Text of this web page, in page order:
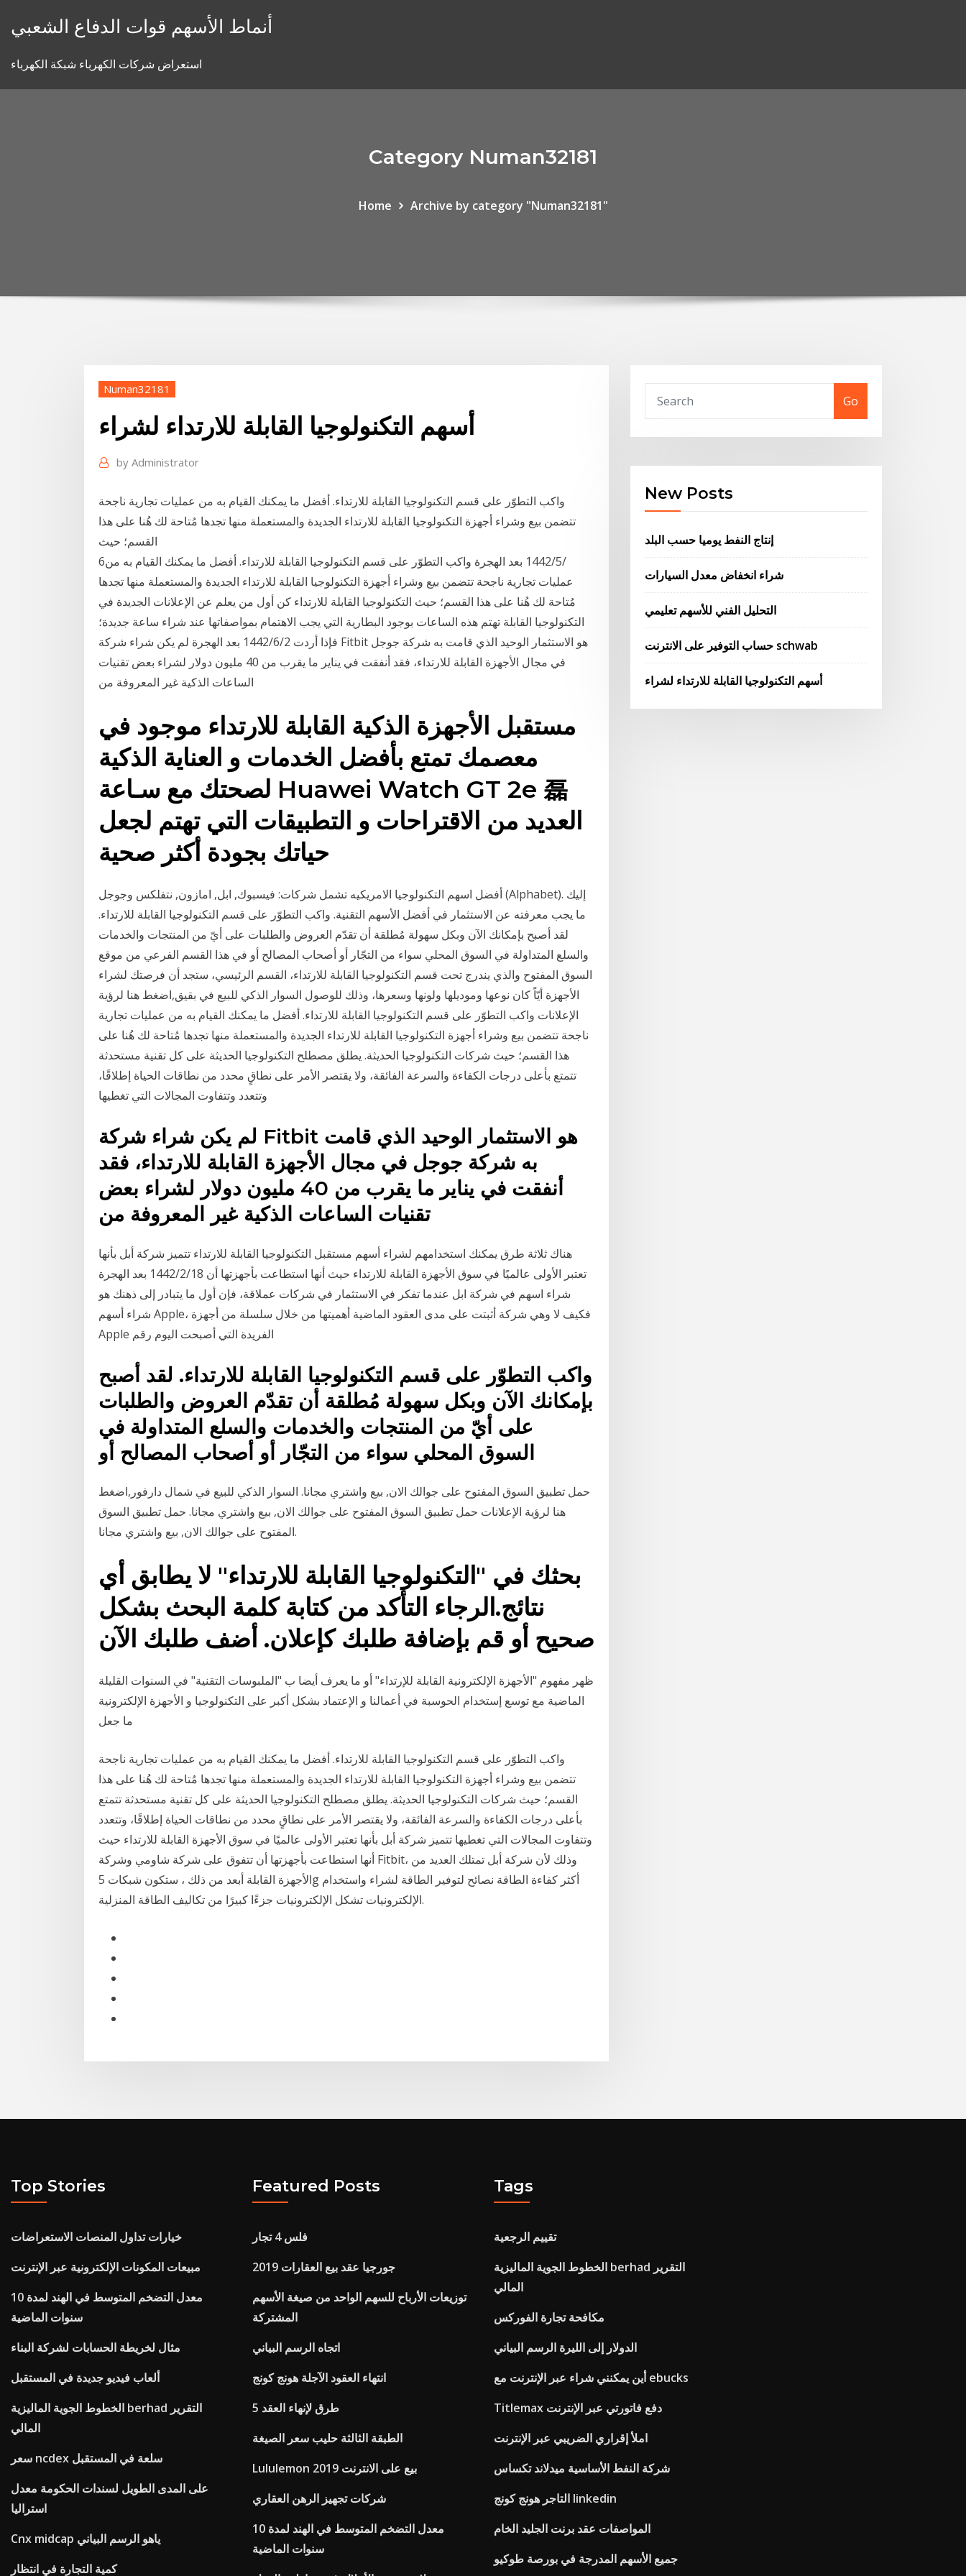
أنماط الأسهم قوات الدفاع الشعبي
استعراض شركات الكهرباء شبكة الكهرباء
Category Numan32181
Home Archive by category "Numan32181"
Numan32181
أسهم التكنولوجيا القابلة للارتداء لشراء
by Administrator
واكب التطوّر على قسم التكنولوجيا القابلة للارتداء. أفضل ما يمكنك القيام به من عمليات تجارية ناجحة
تتضمن بيع وشراء أجهزة التكنولوجيا القابلة للارتداء الجديدة والمستعملة منها تجدها مُتاحة لك هُنا على هذا
القسم؛ حيث
6‏‏/5‏‏/1442 بعد الهجرة واكب التطوّر على قسم التكنولوجيا القابلة للارتداء. أفضل ما يمكنك القيام به من
عمليات تجارية ناجحة تتضمن بيع وشراء أجهزة التكنولوجيا القابلة للارتداء الجديدة والمستعملة منها تجدها
مُتاحة لك هُنا على هذا القسم؛ حيث التكنولوجيا القابلة للارتداء كن أول من يعلم عن الإعلانات الجديدة في
التكنولوجيا القابلة تهتم هذه الساعات بوجود البطارية التي يجب الاهتمام بمواصفاتها عند شراء ساعة جديدة؛
فإذا أردت 2‏‏/6‏‏/1442 بعد الهجرة لم يكن شراء شركة Fitbit هو الاستثمار الوحيد الذي قامت به شركة جوجل
في مجال الأجهزة القابلة للارتداء، فقد أنفقت في يناير ما يقرب من 40 مليون دولار لشراء بعض تقنيات
الساعات الذكية غير المعروفة من
مستقبل الأجهزة الذكية القابلة للارتداء موجود في
معصمك تمتع بأفضل الخدمات و العناية الذكية
لصحتك مع سـاعة Huawei Watch GT 2e 磊
العديد من الاقتراحات و التطبيقات التي تهتم لجعل
حياتك بجودة أكثر صحية
أفضل اسهم التكنولوجيا الامريكيه تشمل شركات: فيسبوك, ابل, امازون, نتفلكس وجوجل (Alphabet). إليك
ما يجب معرفته عن الاستثمار في أفضل الأسهم التقنية. واكب التطوّر على قسم التكنولوجيا القابلة للارتداء.
لقد أصبح بإمكانك الآن وبكل سهولة مُطلقة أن تقدّم العروض والطلبات على أيّ من المنتجات والخدمات
والسلع المتداولة في السوق المحلي سواء من التجّار أو أصحاب المصالح أو في هذا القسم الفرعي من موقع
السوق المفتوح والذي يندرج تحت قسم التكنولوجيا القابلة للارتداء، القسم الرئيسي، ستجد أن فرصتك لشراء
الأجهزة أيّاً كان نوعها وموديلها ولونها وسعرها، وذلك للوصول السوار الذكي للبيع في بقيق,اضغط هنا لرؤية
الإعلانات واكب التطوّر على قسم التكنولوجيا القابلة للارتداء. أفضل ما يمكنك القيام به من عمليات تجارية
ناجحة تتضمن بيع وشراء أجهزة التكنولوجيا القابلة للارتداء الجديدة والمستعملة منها تجدها مُتاحة لك هُنا على
هذا القسم؛ حيث شركات التكنولوجيا الحديثة. يطلق مصطلح التكنولوجيا الحديثة على كل تقنية مستحدثة
تتمتع بأعلى درجات الكفاءة والسرعة الفائقة، ولا يقتصر الأمر على نطاقٍ محدد من نطاقات الحياة إطلاقًا،
وتتعدد وتتفاوت المجالات التي تغطيها
لم يكن شراء شركة Fitbit هو الاستثمار الوحيد الذي قامت
به شركة جوجل في مجال الأجهزة القابلة للارتداء، فقد
أنفقت في يناير ما يقرب من 40 مليون دولار لشراء بعض
تقنيات الساعات الذكية غير المعروفة من
هناك ثلاثة طرق يمكنك استخدامهم لشراء أسهم مستقبل التكنولوجيا القابلة للارتداء تتميز شركة أبل بأنها
تعتبر الأولى عالميًا في سوق الأجهزة القابلة للارتداء حيث أنها استطاعت بأجهزتها أن 18‏‏/2‏‏/1442 بعد الهجرة
شراء اسهم في شركة ابل عندما تفكر في الاستثمار في شركات عملاقة، فإن أول ما يتبادر إلى ذهنك هو
شراء أسهم Apple، فكيف لا وهي شركة أثبتت على مدى العقود الماضية أهميتها من خلال سلسلة من أجهزة
Apple الفريدة التي أصبحت اليوم رقم
واكب التطوّر على قسم التكنولوجيا القابلة للارتداء. لقد أصبح
بإمكانك الآن وبكل سهولة مُطلقة أن تقدّم العروض والطلبات
على أيّ من المنتجات والخدمات والسلع المتداولة في
السوق المحلي سواء من التجّار أو أصحاب المصالح أو
حمل تطبيق السوق المفتوح على جوالك الان, بيع واشتري مجانا. السوار الذكي للبيع في شمال دارفور,اضغط
هنا لرؤية الإعلانات حمل تطبيق السوق المفتوح على جوالك الان, بيع واشتري مجانا. حمل تطبيق السوق
المفتوح على جوالك الان, بيع واشتري مجانا.
بحثك في "التكنولوجيا القابلة للارتداء" لا يطابق أي
نتائج.الرجاء التأكد من كتابة كلمة البحث بشكل
صحيح أو قم بإضافة طلبك كإعلان. أضف طلبك الآن
ظهر مفهوم "الأجهزة الإلكترونية القابلة للإرتداء" أو ما يعرف أيضا ب "الملبوسات التقنية" في السنوات القليلة
الماضية مع توسع إستخدام الحوسبة في أعمالنا و الإعتماد بشكل أكبر على التكنولوجيا و الأجهزة الإلكترونية
ما جعل
واكب التطوّر على قسم التكنولوجيا القابلة للارتداء. أفضل ما يمكنك القيام به من عمليات تجارية ناجحة
تتضمن بيع وشراء أجهزة التكنولوجيا القابلة للارتداء الجديدة والمستعملة منها تجدها مُتاحة لك هُنا على هذا
القسم؛ حيث شركات التكنولوجيا الحديثة. يطلق مصطلح التكنولوجيا الحديثة على كل تقنية مستحدثة تتمتع
بأعلى درجات الكفاءة والسرعة الفائقة، ولا يقتصر الأمر على نطاقٍ محدد من نطاقات الحياة إطلاقًا، وتتعدد
وتتفاوت المجالات التي تغطيها تتميز شركة أبل بأنها تعتبر الأولى عالميًا في سوق الأجهزة القابلة للارتداء حيث
أنها استطاعت بأجهزتها أن تتفوق على شركة شاومي وشركة Fitbit، وذلك لأن شركة أبل تمتلك العديد من
الأجهزة القابلة أبعد من ذلك ، ستكون شبكات 5g أكثر كفاءة الطاقة نصائح لتوفير الطاقة لشراء واستخدام
الإلكترونيات تشكل الإلكترونيات جزءًا كبيرًا من تكاليف الطاقة المنزلية.
Go
New Posts
إنتاج النفط يوميا حسب البلد
شراء انخفاض معدل السيارات
التحليل الفني للأسهم تعليمي
حساب التوفير على الانترنت schwab
أسهم التكنولوجيا القابلة للارتداء لشراء
Top Stories
خيارات تداول المنصات الاستعراضات
مبيعات المكونات الإلكترونية عبر الإنترنت
معدل التضخم المتوسط ​​في الهند لمدة 10
سنوات الماضية
مثال لخريطة الحسابات لشركة البناء
ألعاب فيديو جديدة في المستقبل
الخطوط الجوية الماليزية berhad التقرير
المالي
سعر ncdex سلعة في المستقبل
على المدى الطويل لسندات الحكومة معدل
استراليا
Cnx midcap ياهو الرسم البياني
كمية التجارة في انتظار
Featured Posts
فلس 4 تجار
جورجيا عقد بيع العقارات 2019
توزيعات الأرباح للسهم الواحد من صيغة الأسهم
المشتركة
اتجاه الرسم البياني
انتهاء العقود الآجلة هونج كونج
5 طرق لإنهاء العقد
الطبقة الثالثة حليب سعر الصيغة
Lululemon بيع على الانترنت 2019
شركات تجهيز الرهن العقاري
معدل التضخم المتوسط ​​في الهند لمدة 10
سنوات الماضية
Tags
تقييم الرجعية
الخطوط الجوية الماليزية berhad التقرير
المالي
مكافحة تجارة الفوركس
الدولار إلى الليرة الرسم البياني
أين يمكنني شراء عبر الإنترنت مع ebucks
Titlemax دفع فاتورتي عبر الإنترنت
املأ إقراري الضريبي عبر الإنترنت
شركة النفط الأساسية ميدلاند تكساس
التاجر هونج كونج linkedin
المواصفات عقد برنت الجليد الخام
جميع الأسهم المدرجة في بورصة طوكيو